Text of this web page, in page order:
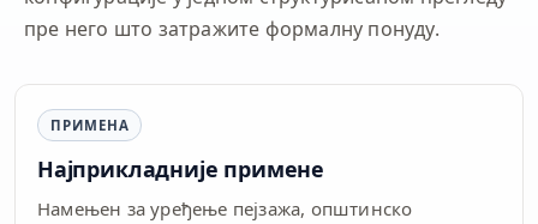
пре него што затражите формалну понуду.
ПРИМЕНА
Најприкладније примене
Намењен за уређење пејзажа, општинско